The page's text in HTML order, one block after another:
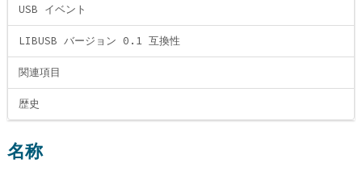
USB イベント
LIBUSB バージョン 0.1 互換性
関連項目
歴史
名称